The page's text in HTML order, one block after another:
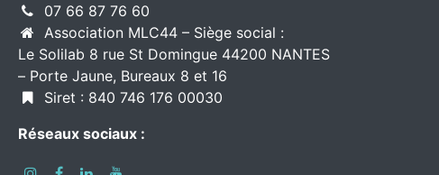
07 66 87 76 60
Association MLC44 – Siège social :
Le Solilab 8 rue St Domingue 44200 NANTES
– Porte Jaune, Bureaux 8 et 16
Siret : 840 746 176 00030
Réseaux sociaux :